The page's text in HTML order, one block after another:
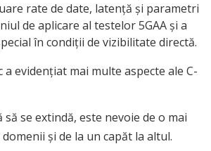
rate de date, latență și parametri
de aplicare al testelor 5GAA și a
în condiții de vizibilitate directă.
evidențiat mai multe aspecte ale C-
se extindă, este nevoie de o mai
și de la un capăt la altul.